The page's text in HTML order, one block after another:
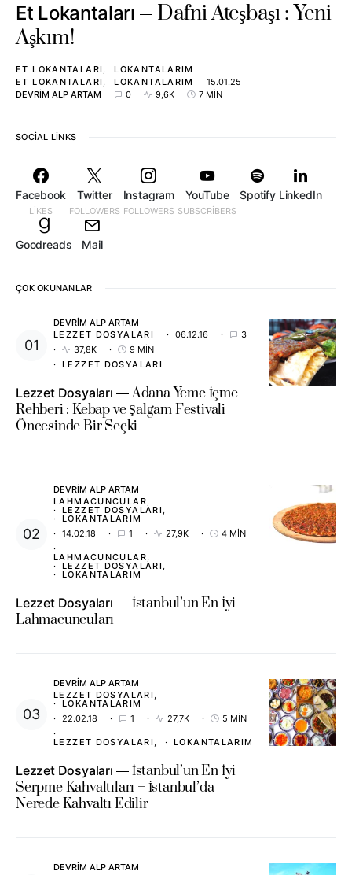
Et Lokantaları
Dafni Ateşbaşı : Yeni
Aşkım!
ET LOKANTALARI
LOKANTALARIM
ET LOKANTALARI
LOKANTALARIM
15.01.25
DEVRIM ALP ARTAM
0 9,6K 7 MIN
SOCIAL LINKS
Facebook
LIKES
Twitter
FOLLOWERS
Instagram
FOLLOWERS
YouTube
SUBSCRIBERS
Spotify LinkedIn
Goodreads Mail
ÇOK OKUNANLAR
DEVRIM ALP ARTAM
LEZZET DOSYALARI
06.12.16
3
37,8K
9 MIN
LEZZET DOSYALARI
Lezzet Dosyaları
Adana Yeme İçme
Rehberi : Kebap ve Şalgam Festivali
Öncesinde Bir Seçki
DEVRIM ALP ARTAM
LAHMACUNCULAR
LEZZET DOSYALARI
LOKANTALARIM
14.02.18
1 27,9K 4 MIN
LAHMACUNCULAR
LEZZET DOSYALARI
LOKANTALARIM
Lezzet Dosyaları
İstanbul’un En İyi
Lahmacuncuları
DEVRIM ALP ARTAM
LEZZET DOSYALARI
LOKANTALARIM
22.02.18
1 27,7K 5 MIN
LEZZET DOSYALARI LOKANTALARIM
Lezzet Dosyaları
İstanbul’un En İyi
Serpme Kahvaltıları – İstanbul’da
Nerede Kahvaltı Edilir
DEVRIM ALP ARTAM